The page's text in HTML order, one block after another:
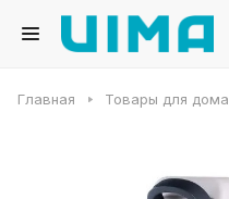
Главная Товары для дома